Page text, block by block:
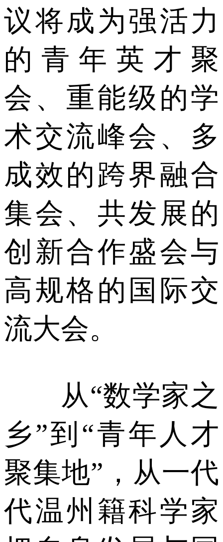
议将成为强活力
的青年英才聚
会、重能级的学
术交流峰会、多
成效的跨界融合
集会、共发展的
创新合作盛会与
高规格的国际交
流大会。
从“数学家之
乡”到“青年人才
聚集地”，从一代
代温州籍科学家